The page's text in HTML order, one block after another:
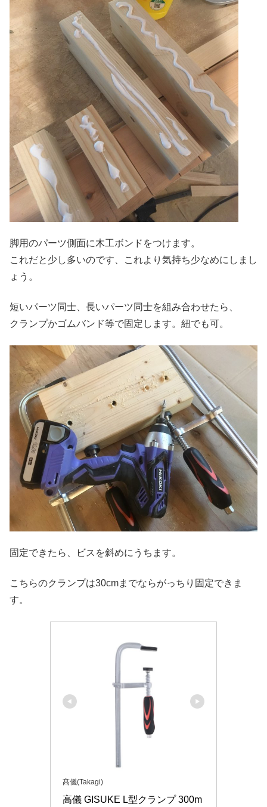
脚用のパーツ側面に木工ボンドをつけます。
これだと少し多いのです、これより気持ち少なめにしまし
ょう。
短いパーツ同士、長いパーツ同士を組み合わせたら、
クランプかゴムバンド等で固定します。紐でも可。
固定できたら、ビスを斜めにうちます。
こちらのクランプは30cmまでならがっちり固定できま
す。
髙儀(Takagi)
高儀 GISUKE L型クランプ 300m